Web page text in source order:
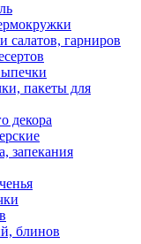
салатов, гарниров
пакеты для
декора
запекания
блинов